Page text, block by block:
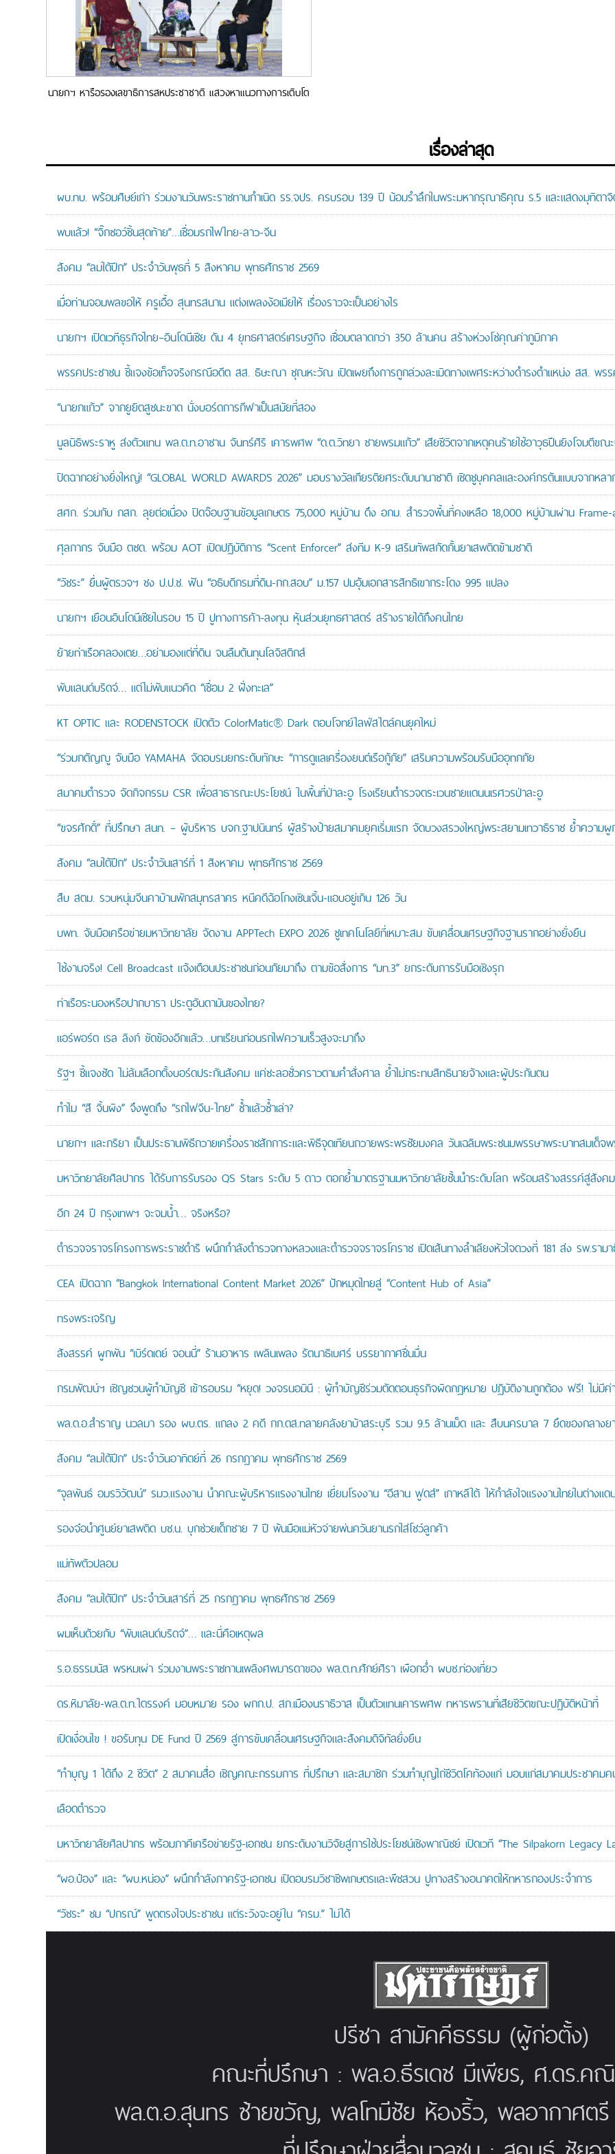
นายกฯ หารือรองเลขาธิการสหประชาชาติ แสวงหาแนวทางการเติบโต
เรื่องล่าสุด
ผบ.ทบ. พร้อมศิษย์เก่า ร่วมงานวันพระราชทานกำเนิด รร.จปร. ครบรอบ 139 ปี น้อมรำลึกในพระมหากรุณาธิคุณ ร.5 และแสดงมุทิตา
พบแล้ว! “จิ๊กซอว์ชิ้นสุดท้าย”…เชื่อมรถไฟไทย-ลาว-จีน
สังคม “ลมใต้ปีก” ประจำวันพุธที่ 5 สิงหาคม พุทธศักราช 2569
เมื่อท่านจอมพลขอให้ ครูเอื้อ สุนทรสนาน แต่งเพลงง้อเมียให้ เรื่องราวจะเป็นอย่างไร
นายกฯ เปิดเวทีธุรกิจไทย–อินโดนีเซีย ดัน 4 ยุทธศาสตร์เศรษฐกิจ เชื่อมตลาดกว่า 350 ล้านคน สร้างห่วงโซ่คุณค่าภูมิภาค
พรรคประชาชน ชี้แจงข้อเท็จจริงกรณีอดีต สส. ธิษะณา ชุณหะวัณ เปิดเผยถึงการถูกล่วงละเมิดทางเพศระหว่างดำรงตำแหน่ง สส. พรร
“นายกแก้ว” จากยูยิตสูชนะขาด นั่งบอร์ดการกีฬาเป็นสมัยที่สอง
มูลนิธิพระราหู ส่งตัวแทน พล.ต.ท.อาชาน จันทร์ศิริ เคารพศพ “ด.ต.วิทยา ชายพรมแก้ว” เสียชีวิตจากเหตุคนร้ายใช้อาวุธปืนยิงโจมตีขณ
ปิดฉากอย่างยิ่งใหญ่! “GLOBAL WORLD AWARDS 2026” มอบรางวัลเกียรติยศระดับนานาชาติ เชิดชูบุคคลและองค์กรต้นแบบจากหล
สศก. ร่วมกับ กสก. ลุยต่อเนื่อง ปิดจ๊อบฐานข้อมูลเกษตร 75,000 หมู่บ้าน ดึง อกม. สำรวจพื้นที่คงเหลือ 18,000 หมู่บ้านผ่าน
ศุลกากร จับมือ ตชด. พร้อม AOT เปิดปฏิบัติการ “Scent Enforcer” ส่งทีม K-9 เสริมทัพสกัดกั้นยาเสพติดข้ามชาติ
“วัชระ” ยื่นผู้ตรวจฯ ชง ป.ป.ช. ฟัน “อธิบดีกรมที่ดิน-กก.สอบ” ม.157 ปมอุ้มเอกสารสิทธิเขากระโดง 995 แปลง
นายกฯ เยือนอินโดนีเซียในรอบ 15 ปี ปูทางการค้า-ลงทุน หุ้นส่วนยุทธศาสตร์ สร้างรายได้ถึงคนไทย
ย้ายท่าเรือคลองเตย…อย่ามองแต่ที่ดิน จนลืมต้นทุนโลจิสติกส์
พับแลนด์บริดจ์… แต่ไม่พับแนวคิด “เชื่อม 2 ฝั่งทะเล”
KT OPTIC และ RODENSTOCK เปิดตัว ColorMatic® Dark ตอบโจทย์ไลฟ์สไตล์คนยุคใหม่
“ร่วมกตัญญู จับมือ YAMAHA จัดอบรมยกระดับทักษะ “การดูแลเครื่องยนต์เรือกู้ภัย” เสริมความพร้อมรับมืออุทกภัย
สมาคมตำรวจ จัดกิจกรรม CSR เพื่อสาธารณะประโยชน์ ในพื้นที่ป่าละอู โรงเรียนตำรวจตระเวนชายแดนนเรศวรป่าละอู
“ขจรศักดิ์” ที่ปรึกษา สนท. – ผู้บริหาร บจก.ฐาปนินทร์ ผู้สร้างป้ายสมาคมยุคเริ่มแรก จัดบวงสรวงใหญ่พระสยามเทวาธิราช ย้ำความ
สังคม “ลมใต้ปีก” ประจำวันเสาร์ที่ 1 สิงหาคม พุทธศักราช 2569
สืบ สตม. รวบหนุ่มจีนคาบ้านพักสมุทรสาคร หนีคดีฉ้อโกงเซินเจิ้น-แอบอยู่เกิน 126 วัน
บพท. จับมือเครือข่ายมหาวิทยาลัย จัดงาน APPTech EXPO 2026 ชูเทคโนโลยีที่เหมาะสม ขับเคลื่อนเศรษฐกิจฐานรากอย่างยั่งยืน
ใช้งานจริง! Cell Broadcast แจ้งเตือนประชาชนก่อนภัยมาถึง ตามข้อสั่งการ “มท.3” ยกระดับการรับมือเชิงรุก
ท่าเรือระนองหรือปากบารา ประตูอันดามันของไทย?
แอร์พอร์ต เรล ลิงก์ ขัดข้องอีกแล้ว…บทเรียนก่อนรถไฟความเร็วสูงจะมาถึง
รัฐฯ ชี้แจงชัด ไม่ล้มเลือกตั้งบอร์ดประกันสังคม แค่ชะลอชั่วคราวตามคำสั่งศาล ย้ำไม่กระทบสิทธินายจ้างและผู้ประกันตน
ทำไม “สี จิ้นผิง” จึงพูดถึง “รถไฟจีน-ไทย” ซ้ำแล้วซ้ำเล่า?
นายกฯ และภริยา เป็นประธานพิธีถวายเครื่องราชสักการะและพิธีจุดเทียนถวายพระพรชัยมงคล วันเฉลิมพระชนมพรรษาพระบาทสมเด็จพ
มหาวิทยาลัยศิลปากร ได้รับการรับรอง QS Stars ระดับ 5 ดาว ตอกย้ำมาตรฐานมหาวิทยาลัยชั้นนำระดับโลก พร้อมสร้างสรรค์สู่สังค
อีก 24 ปี กรุงเทพฯ จะจมน้ำ… จริงหรือ?
ตำรวจจราจรโครงการพระราชดำริ ผนึกกำลังตำรวจทางหลวงและตำรวจจราจรโคราช เปิดเส้นทางลำเลียงหัวใจดวงที่ 181 ส่ง รพ.ราม
CEA เปิดฉาก “Bangkok International Content Market 2026” ปักหมุดไทยสู่ “Content Hub of Asia”
ทรงพระเจริญ
สังสรรค์ ผูกพัน “เบิร์ดเดย์ จอนนี่” ร้านอาหาร เพลินเพลง รัตนาธิเบศร์ บรรยากาศชื่นมื่น
กรมพัฒน์ฯ เชิญชวนผู้ทำบัญชี เข้ารอบรม “หยุด! วงจรนอมินี : ผู้ทำบัญชีร่วมตัดตอนธุรกิจผิดกฎหมาย ปฏิบัติงานถูกต้อง ฟรี! ไม่มีค่า
พล.ต.อ.สำราญ นวลมา รอง ผบ.ตร. แถลง 2 คดี กก.ดส.ทลายคลังยาบ้าสระบุรี รวม 9.5 ล้านเม็ด และ สืบนครบาล 7 ยึดของกลางย
สังคม “ลมใต้ปีก” ประจำวันอาทิตย์ที่ 26 กรกฎาคม พุทธศักราช 2569
“จุลพันธ์ อมรวิวัฒน์” รมว.แรงงาน นำคณะผู้บริหารแรงงานไทย เยี่ยมโรงงาน “อีสาน ฟูดส์” เกาหลีใต้ ให้กำลังใจแรงงานไทยในต่างแด
รองจ๋อนำศูนย์ยาเสพติด บช.น. บุกช่วยเด็กชาย 7 ปี พ้นมือแม่หัวจ่ายพ่นควันยานรกใส่โชว์ลูกค้า
แม่ทัพตัวปลอม
สังคม “ลมใต้ปีก” ประจำวันเสาร์ที่ 25 กรกฎาคม พุทธศักราช 2569
ผมเห็นด้วยกับ “พับแลนด์บริดจ์”… และนี่คือเหตุผล
ร.อ.ธรรมนัส พรหมเผ่า ร่วมงานพระราชทานเพลิงศพมารดาของ พล.ต.ท.ศักย์ศิรา เผือกอ่ำ ผบช.ท่องเที่ยว
ดร.หิมาลัย-พล.ต.ท.ไตรรงค์ มอบหมาย รอง ผกก.ป. สภ.เมืองนราธิวาส เป็นตัวแทนเคารพศพ ทหารพรานที่เสียชีวิตขณะปฏิบัติหน้าที่
เปิดเงื่อนไข ! ขอรับทุน DE Fund ปี 2569 สู่การขับเคลื่อนเศรษฐกิจและสังคมดิจิทัลยั่งยืน
“ทำบุญ 1 ได้ถึง 2 ชีวิต” 2 สมาคมสื่อ เชิญคณะกรรมการ ที่ปรึกษา และสมาชิก ร่วมทำบุญไถ่ชีวิตโคท้องแก่ มอบแก่สมาคมประชาคมค
เลือดตำรวจ
มหาวิทยาลัยศิลปากร พร้อมภาคีเครือข่ายรัฐ-เอกชน ยกระดับงานวิจัยสู่การใช้ประโยชน์เชิงพาณิชย์ เปิดเวที “The Silpakorn Legacy
“ผอ.ป๋อง” และ “ผบ.หน่อง” ผนึกกำลังภาครัฐ-เอกชน เปิดอบรมวิชาชีพเกษตรและพืชสวน ปูทางสร้างอนาคตให้ทหารกองประจำการ
“วัชระ” ชม “ปกรณ์” พูดตรงใจประชาชน แต่ระวังจะอยู่ใน “ครม.” ไม่ได้
ปรีชา สามัคคีธรรม (ผู้ก่อตั้ง)
คณะที่ปรึกษา : พล.อ.ธีรเดช มีเพียร, ศ.ดร.
พล.ต.อ.สุนทร ซ้ายขวัญ, พลโทมีชัย ห้องริ้ว, พลอากาศ